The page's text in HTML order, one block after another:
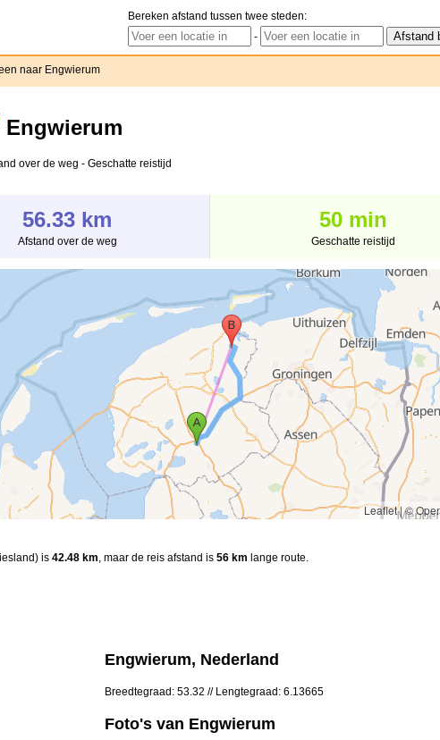
Bereken afstand tussen twee steden:
-
naar Engwierum
Engwierum
over de weg - Geschatte reistijd
56.33 km
Afstand over de weg
50 min
Geschatte reistijd
Leaflet|©
is 42.48 km, maar de reis afstand is 56 km lange route.
Engwierum, Nederland
Breedtegraad: 53.32 // Lengtegraad: 6.13665
Foto's van Engwierum